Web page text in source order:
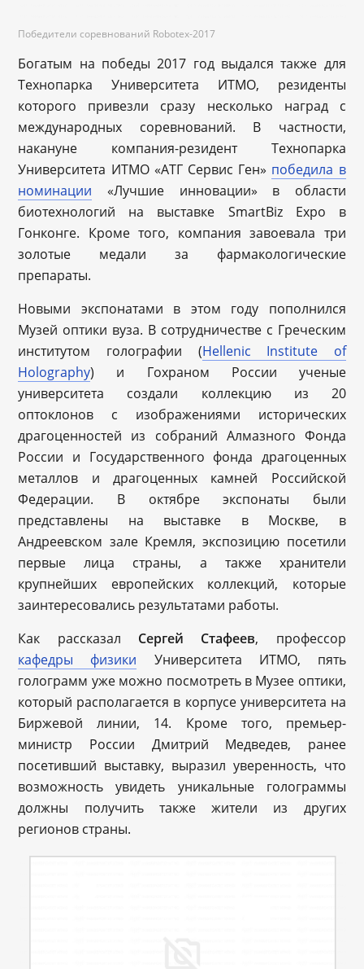
Победители соревнований Robotex-2017
Богатым на победы 2017 год выдался также для
Технопарка Университета ИТМО, резиденты
которого привезли сразу несколько наград с
международных соревнований. В частности,
накануне компания-резидент Технопарка
Университета ИТМО «АТГ Сервис Ген» победила в
номинации «Лучшие инновации» в области
биотехнологий на выставке SmartBiz Expo в
Гонконге. Кроме того, компания завоевала три
золотые медали за фармакологические
препараты.
Новыми экспонатами в этом году пополнился
Музей оптики вуза. В сотрудничестве с Греческим
институтом голографии (Hellenic Institute of
Holography) и Гохраном России ученые
университета создали коллекцию из 20
оптоклонов с изображениями исторических
драгоценностей из собраний Алмазного Фонда
России и Государственного фонда драгоценных
металлов и драгоценных камней Российской
Федерации. В октябре экспонаты были
представлены на выставке в Москве, в
Андреевском зале Кремля, экспозицию посетили
первые лица страны, а также хранители
крупнейших европейских коллекций, которые
заинтересовались результатами работы.
Как рассказал Сергей Стафеев, профессор
кафедры физики Университета ИТМО, пять
голограмм уже можно посмотреть в Музее оптики,
который располагается в корпусе университета на
Биржевой линии, 14. Кроме того, премьер-
министр России Дмитрий Медведев, ранее
посетивший выставку, выразил уверенность, что
возможность увидеть уникальные голограммы
должны получить также жители из других
регионов страны.